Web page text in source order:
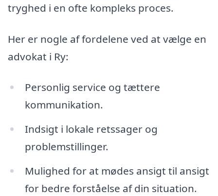
tryghed i en ofte kompleks proces.
Her er nogle af fordelene ved at vælge en
advokat i Ry:
Personlig service og tættere
kommunikation.
Indsigt i lokale retssager og
problemstillinger.
Mulighed for at mødes ansigt til ansigt
for bedre forståelse af din situation.